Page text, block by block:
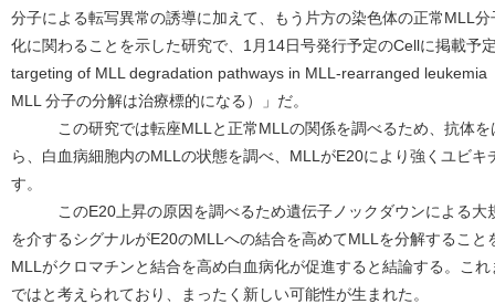
分子による転写異常の誘導に加えて、もう片方の染色体の正常MLL
化に関わることを示した研究で、1月14日号発行予定のCellに掲載予
targeting of MLL degradation pathways in MLL-rearranged leukemia
MLL 分子の分解は治療標的になる）」だ。
この研究では転座MLLと正常MLLの関係を調べるため、抗体を
ら、白血病細胞内のMLLの状態を調べ、MLLがE20により強くユビ
す。
このE20上昇の原因を調べるため遺伝子ノックダウンによる大
を介するシグナルがE20のMLLへの結合を高めてMLLを分解するこ
MLLがクロマチンと結合を高め白血病化が促進すると結論する。こ
ではと考えられており、まったく新しい可能性が生まれた。